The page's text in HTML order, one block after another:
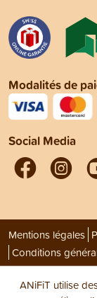
Modalités de
Social Media
Mentions légales
Conditions
ANiFiT utilise